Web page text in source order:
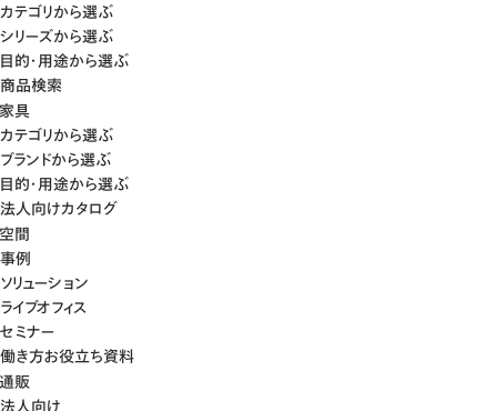
カテゴリから選ぶ
シリーズから選ぶ
目的・用途から選ぶ
商品検索
家具
カテゴリから選ぶ
ブランドから選ぶ
目的・用途から選ぶ
法人向けカタログ
空間
事例
ソリューション
ライブオフィス
セミナー
働き方お役立ち資料
通販
法人向け